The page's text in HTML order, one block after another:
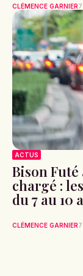
CLÉMENCE GARNIER
ACTUS
Bison
chargé :
du 7 au 10
CLÉMENCE GARNIER